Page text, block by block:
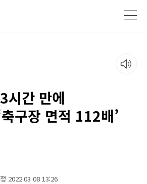
시간 만에
구장 면적 112배’
2022 03 08 13:26